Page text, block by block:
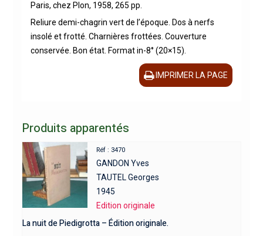
Paris, chez Plon, 1958, 265 pp.
Reliure demi-chagrin vert de l’époque. Dos à nerfs
insolé et frotté. Charnières frottées. Couverture
conservée. Bon état. Format in-8° (20×15).
IMPRIMER LA PAGE
Produits apparentés
Réf : 3470
GANDON Yves
TAUTEL Georges
1945
Edition originale
La nuit de Piedigrotta – Édition originale.